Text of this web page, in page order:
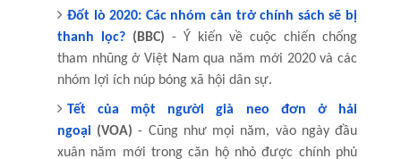
Đốt lò 2020: Các nhóm cản trở chính sách sẽ bị
thanh lọc?(BBC) - Ý kiến về cuộc chiến chống
tham nhũng ở Việt Nam qua năm mới 2020 và các
nhóm lợi ích núp bóng xã hội dân sự.
Tết của một người già neo đơn ở hải
ngoại(VOA) - Cũng như mọi năm, vào ngày đầu
xuân năm mới trong căn hộ nhỏ được chính phủ